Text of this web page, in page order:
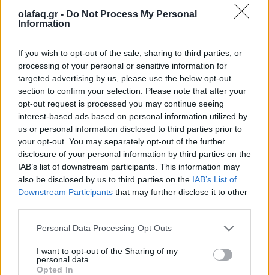
olafaq.gr - Do Not Process My Personal
Information
If you wish to opt-out of the sale, sharing to third parties, or
processing of your personal or sensitive information for
targeted advertising by us, please use the below opt-out
section to confirm your selection. Please note that after your
opt-out request is processed you may continue seeing
interest-based ads based on personal information utilized by
us or personal information disclosed to third parties prior to
your opt-out. You may separately opt-out of the further
disclosure of your personal information by third parties on the
IAB’s list of downstream participants. This information may
also be disclosed by us to third parties on the IAB’s List of
Downstream Participants that may further disclose it to other
Personal Data Processing Opt Outs
I want to opt-out of the Sharing of my
personal data.
Opted In
Ο Πάπας Λέων ΙΔ’ και η εγκύκλιος για την
Τεχνητή Νοημοσύνη, τη δημοκρατία και τη
02.06.26
Στην πρώτη του εγκύκλιο "Magnifica Humanitas", ο Πάπας
Λέων ΙΔ’ χρησιμοποιεί την ΤΝ ως αφετηρία για να
καταγγείλει την ανισότητα, τον πόλεμο, τη διάβρωση της
δημοκρατίας και τη συγκέντρωση εξουσίας σε